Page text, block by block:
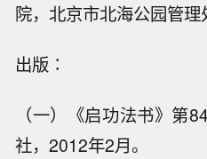
院，北京市北海公园管理
出版∶
（一）《启功法书》第
社，2012年2月。